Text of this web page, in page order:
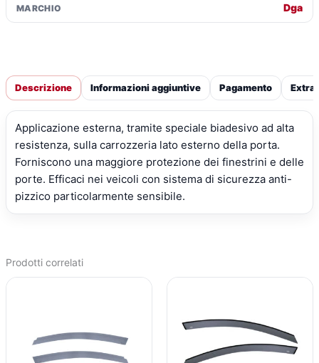
MARCHIO Dga
Descrizione Informazioni aggiuntive Pagamento Extra
Applicazione esterna, tramite speciale biadesivo ad alta
resistenza, sulla carrozzeria lato esterno della porta.
Forniscono una maggiore protezione dei finestrini e delle
porte. Efficaci nei veicoli con sistema di sicurezza anti-
pizzico particolarmente sensibile.
Prodotti correlati
ERA:
€73,81.€53,39.